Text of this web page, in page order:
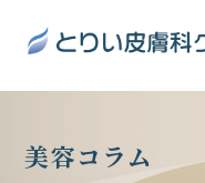
美容コラム